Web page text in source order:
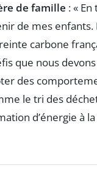
de famille : «
de mes
carbone
que nous
des
le tri des
d’énergie à